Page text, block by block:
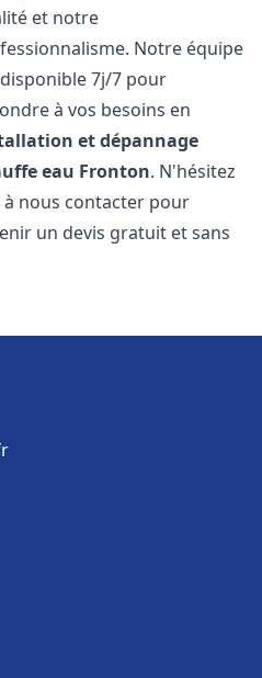
et notre
Notre équipe
7j/7 pour
à vos besoins en
et dépannage
eau Fronton. N'hésitez
à nous contacter pour
un devis gratuit et sans